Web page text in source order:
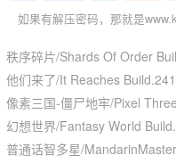
如果有解压密码，那就是
秩序碎片/Shards Of Order Build.24436710|角色扮演|容量
他们来了/It Reaches Build.24185462|恐怖冒险|容量
像素三国-僵尸地牢/Pixel Three Kingdoms: Zombie Dungeon Build.24007867|动作冒
幻想世界/Fantasy World Build.24446491|策略战棋|容量
普通话智多星/MandarinMastermind Build.24053068|动作冒险|容量